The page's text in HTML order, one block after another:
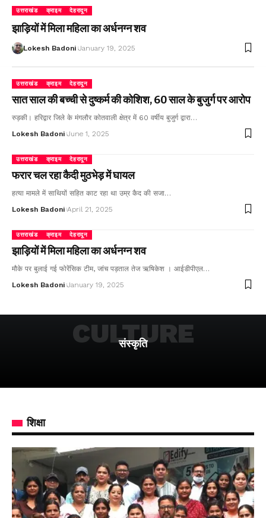
उत्तराखंड क्राइम देहरादून
झाड़ियों में मिला महिला का अर्धनग्न शव
Lokesh Badoni January 19, 2025
उत्तराखंड क्राइम देहरादून
सात साल की बच्ची से दुष्कर्म की कोशिश, 60 साल के बुजुर्ग पर आरोप
रुड़की। हरिद्वार जिले के मंगलौर कोतवाली क्षेत्र में 60 वर्षीय बुजुर्ग द्वारा…
Lokesh Badoni June 1, 2025
उत्तराखंड क्राइम देहरादून
फरार चल रहा कैदी मुठभेड़ में घायल
हत्या मामले में साथियों सहित काट रहा था उम्र कैद की सजा…
Lokesh Badoni April 21, 2025
उत्तराखंड क्राइम देहरादून
झाड़ियों में मिला महिला का अर्धनग्न शव
मौके पर बुलाई गई फोरेंसिक टीम, जांच पड़ताल तेज ऋषिकेश । आईडीपीएल…
Lokesh Badoni January 19, 2025
संस्कृति
CULTURE
शिक्षा